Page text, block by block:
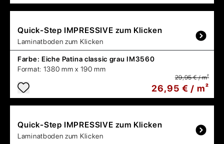
Quick-Step IMPRESSIVE zum Klicken
Laminatboden zum Klicken
Farbe: Eiche Patina classic grau IM3560
Format: 1380 mm x 190 mm
29,95 € / m²
26,95 € / m²
Quick-Step IMPRESSIVE zum Klicken
Laminatboden zum Klicken